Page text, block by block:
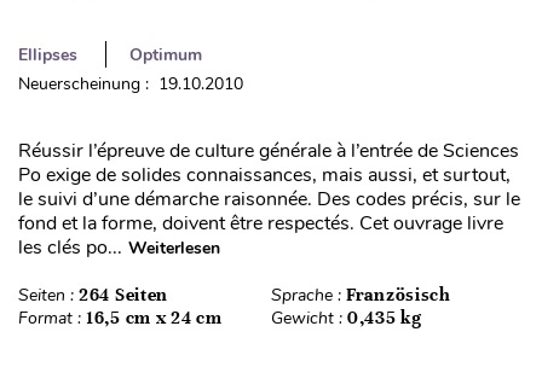
Ellipses
Optimum
Neuerscheinung : 19.10.2010
Réussir l’épreuve de culture générale à l’entrée de Sciences
Po exige de solides connaissances, mais aussi, et surtout,
le suivi d’une démarche raisonnée. Des codes précis, sur le
fond et la forme, doivent être respectés. Cet ouvrage livre
les clés po... Weiterlesen
Seiten : 264 Seiten Sprache : Französisch
Format : 16,5 cm x 24 cm Gewicht : 0,435 kg